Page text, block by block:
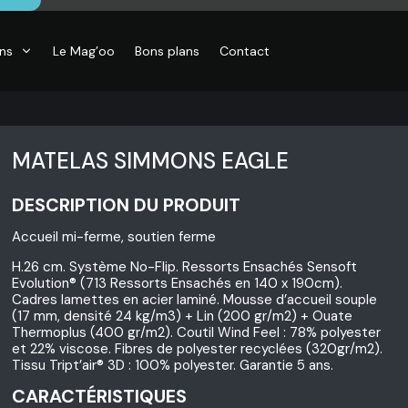
Le Mag’oo Bons plans Contact
MATELAS SIMMONS EAGLE
DESCRIPTION DU PRODUIT
Accueil mi-ferme, soutien ferme
H.26 cm. Système No-Flip. Ressorts Ensachés Sensoft
Evolution® (713 Ressorts Ensachés en 140 x 190cm).
Cadres lamettes en acier laminé. Mousse d’accueil souple
(17 mm, densité 24 kg/m3) + Lin (200 gr/m2) + Ouate
Thermoplus (400 gr/m2). Coutil Wind Feel : 78% polyester
et 22% viscose. Fibres de polyester recyclées (320gr/m2).
Tissu Tript’air® 3D : 100% polyester. Garantie 5 ans.
CARACTÉRISTIQUES